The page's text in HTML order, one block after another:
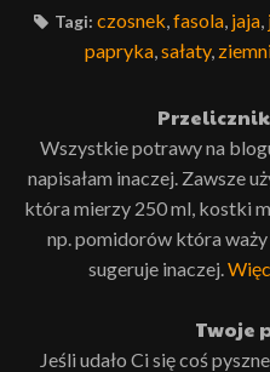
Tagi: czosnek fasola, jaja,
papryka sałaty,
Wszystkie potrawy na
napisałam inaczej. Zawsze
która mierzy 250 ml, kostki
np. pomidorów która
sugeruje inaczej.
Twoje
Jeśli udało Ci się coś